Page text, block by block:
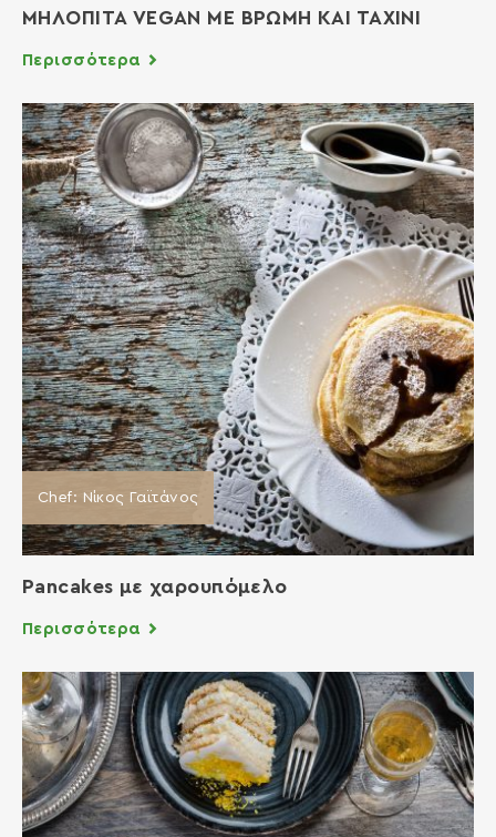
ΜΗΛΟΠΙΤΑ VEGAN ΜΕ ΒΡΩΜΗ ΚΑΙ ΤΑΧΙΝΙ
Περισσότερα
Chef: Νίκος Γαϊτάνος
Pancakes με χαρουπόμελο
Περισσότερα